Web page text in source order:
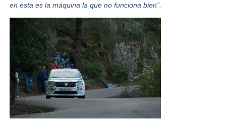
en ésta es la máquina la que no funciona bien”.